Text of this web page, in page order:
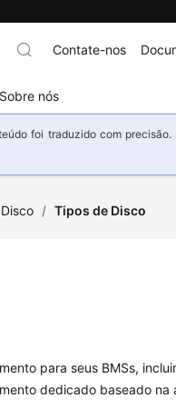
Sobre nós
Contate-nos
foi traduzido com
Disco / Tipos de Disco
para seus BMSs,
dedicado baseado